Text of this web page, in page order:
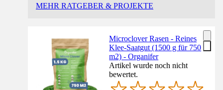
MEHR RATGEBER & PROJEKTE
Microclover Rasen - Reines
Klee-Saatgut (1500 g für 750
m2) - Organifer
Artikel wurde noch nicht
bewertet.